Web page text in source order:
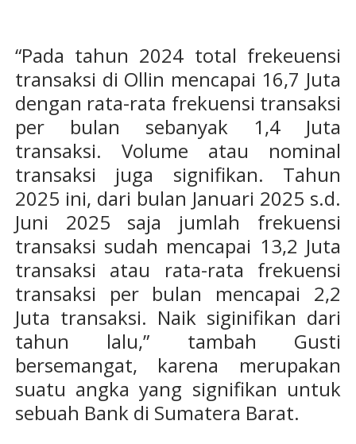
“Pada tahun 2024 total frekeuensi
transaksi di Ollin mencapai 16,7 Juta
dengan rata-rata frekuensi transaksi
per bulan sebanyak 1,4 Juta
transaksi. Volume atau nominal
transaksi juga signifikan. Tahun
2025 ini, dari bulan Januari 2025 s.d.
Juni 2025 saja jumlah frekuensi
transaksi sudah mencapai 13,2 Juta
transaksi atau rata-rata frekuensi
transaksi per bulan mencapai 2,2
Juta transaksi. Naik siginifikan dari
tahun lalu,” tambah Gusti
bersemangat, karena merupakan
suatu angka yang signifikan untuk
sebuah Bank di Sumatera Barat.